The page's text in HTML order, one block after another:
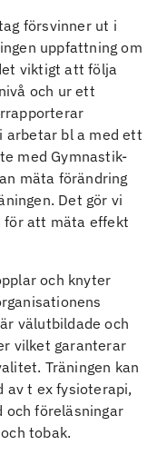
försvinner ut i
uppfattning om
viktigt att följa
och ur ett
arbetar bl a med ett
med Gymnastik-
mäta förändring
Det gör vi
för att mäta effekt
och knyter
välutbildade och
vilket garanterar
Träningen kan
av t ex fysioterapi,
och föreläsningar
tobak.